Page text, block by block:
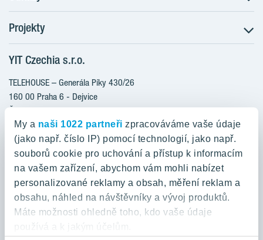
My a naši 1022 partneři zpracováváme vaše údaje
(jako např. číslo IP) pomocí technologií, jako např.
souborů cookie pro uchování a přístup k informacím
na vašem zařízení, abychom vám mohli nabízet
personalizované reklamy a obsah, měření reklam a
obsahu, náhled na návštěvníky a vývoj produktů.
Máte možnosti ohledně toho, kdo vaše údaje
Postup koupě
Klientské změny
Aktuality
Blog
Kariéra
O nás
YIT PLUS
Projekty
RANTA Barrandov III
RANTA Barrandov IV
TOIVO Roztyly II
KALEVALA
VIRTA Kladno
KATTILA Kamýk
ROSALA
YIT Czechia s.r.o.
TELEHOUSE – Generála Píky 430/26
160 00 Praha 6 - Dejvice
Česká republika
800 200 666
domov@yit.cz
Telefon na centrální recepci:
+420 224 318 261